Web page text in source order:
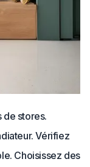
stores.
Vérifiez
Choisissez des